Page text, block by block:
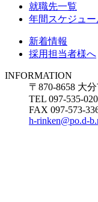
就職先一覧
年間スケジュー
新着情報
採用担当者様へ
INFORMATION
〒870-8658 大
TEL 097-535-
FAX 097-573-
h-rinken@po.d-